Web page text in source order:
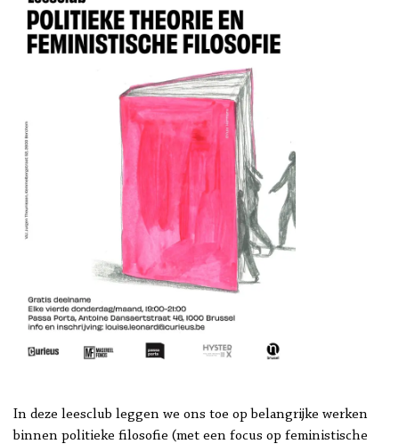
In deze leesclub leggen we ons toe op belangrijke werken
binnen politieke filosofie (met een focus op feministische